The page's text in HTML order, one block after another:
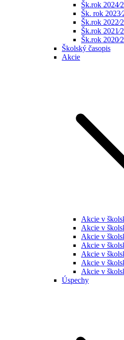
Šk.rok
Šk. rok
Šk.rok
Šk.rok
Šk.rok
Školský časopis
Akcie
Akcie v
Akcie v
Akcie v
Akcie v
Akcie v
Akcie v
Akcie v
Úspechy